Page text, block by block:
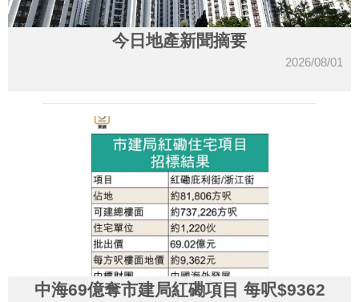
今日地產新聞摘要
2026/08/01
中海69億奪市建局紅磡項目 每呎$9362